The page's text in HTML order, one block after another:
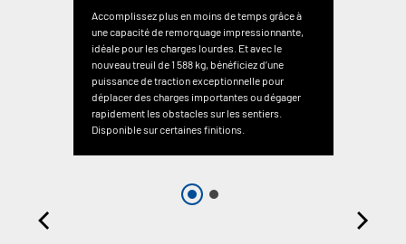
Accomplissez plus en moins de temps grâce à
une capacité de remorquage impressionnante,
idéale pour les charges lourdes. Et avec le
nouveau treuil de 1 588 kg, bénéficiez d’une
puissance de traction exceptionnelle pour
déplacer des charges importantes ou dégager
rapidement les obstacles sur les sentiers.
Disponible sur certaines finitions.